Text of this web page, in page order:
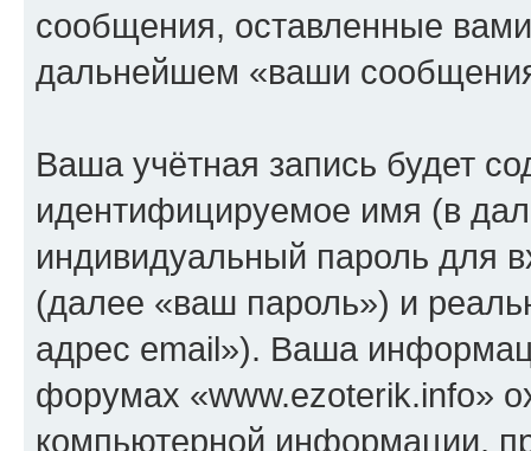
сообщения, оставленные
дальнейшем «ваши
Ваша учётная запись будет
идентифицируемое имя (в
индивидуальный пароль для
(далее «ваш пароль») и
адрес email»). Ваша
форумах «www.ezoterik.info»
компьютерной информации,